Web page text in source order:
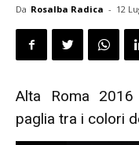
Da Rosalba Radica - 12
Alta Roma
paglia tra i colori